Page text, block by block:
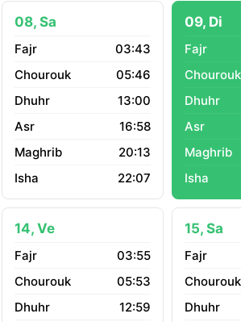
08, Sa
03:43
05:46
13:00
16:58
20:13
22:07
09, Di
14, Ve
03:55
05:53
12:59
15, Sa